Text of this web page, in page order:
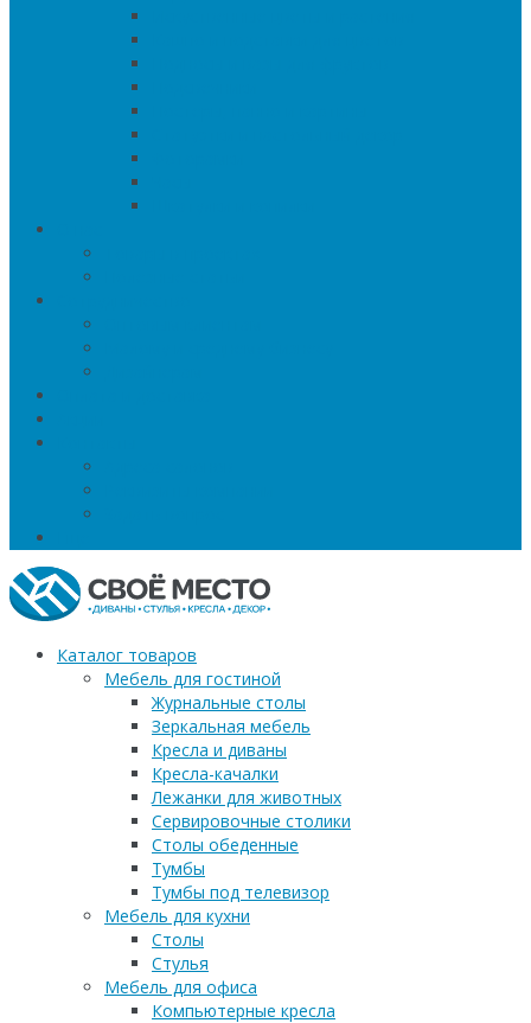
Каталог товаров
Мебель для гостиной
Журнальные столы
Зеркальная мебель
Кресла и диваны
Кресла-качалки
Лежанки для животных
Сервировочные столики
Столы обеденные
Тумбы
Тумбы под телевизор
Мебель для кухни
Столы
Стулья
Мебель для офиса
Компьютерные кресла